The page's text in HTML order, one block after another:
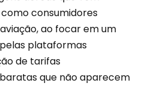
consumidores
ao focar em um
plataformas
de tarifas
que não aparecem